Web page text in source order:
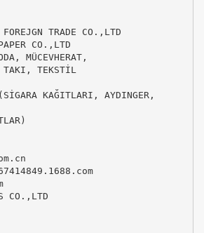
FOREJGN TRADE CO.,LTD
CO.,LTD
MÜCEVHERAT,
TEKSTİL
KAĞITLARI, AYDINGER,
CO.,LTD